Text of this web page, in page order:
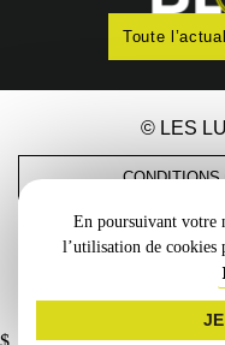
Toute
© LES
En poursuivant votre
l’utilisation de cookies